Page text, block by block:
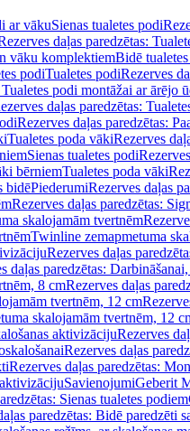
ar vākuSienas tualetes podi
daļas paredzētas:
vāku komplektiemBidē
podiTualetes podiRezerves
podi montāžai ar ārējo
daļas paredzētas:
Rezerves daļas paredzētas:
Tualetes poda vākiRezerves
Sienas tualetes podi
bērniemTualetes poda vāki
bidēPiederumiRezerves daļas
Rezerves daļas paredzētas:
skalojamām tvertnēm
Twinline zemapmetuma
Rezerves daļas
daļas paredzētas:
8 cmRezerves daļas
tvertnēm, 12 cm
skalojamām tvertnēm, 12
aktivizācijuRezerves
Rezerves daļas
Rezerves daļas paredzētas:
SavienojumiGeberit
Sienas tualetes podiem
paredzētas: Bidē paredzēti